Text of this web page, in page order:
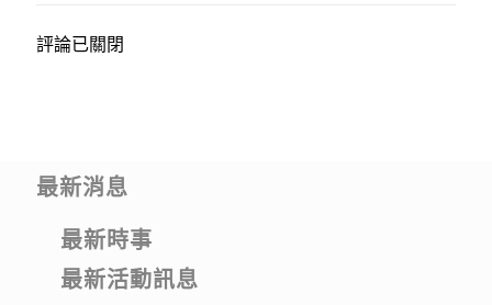
評論已關閉
最新消息
最新時事
最新活動訊息